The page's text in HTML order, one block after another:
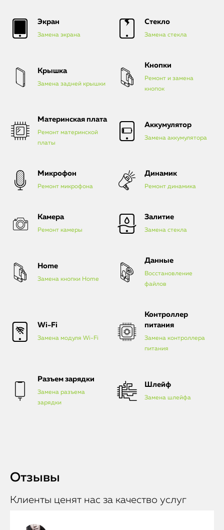
Экран
Замена экрана
Стекло
Замена стекла
Крышка
Замена задней крышки
Кнопки
Ремонт и замена
кнопок
Материнская плата
Ремонт материнской
платы
Аккумулятор
Замена аккумулятора
Микрофон
Ремонт микрофона
Динамик
Ремонт динамика
Камера
Ремонт камеры
Залитие
Замена стекла
Home
Замена кнопки Home
Данные
Восстановление
файлов
Wi-Fi
Замена модуля Wi-Fi
Контроллер
питания
Замена контроллера
питания
Разъем зарядки
Замена разъема
зарядки
Шлейф
Замена шлейфа
Отзывы
Клиенты ценят нас за качество услуг